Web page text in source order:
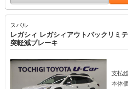
スバル
レガシィ レガシィアウトバックリミ
突軽減ブレーキ
支払
本体